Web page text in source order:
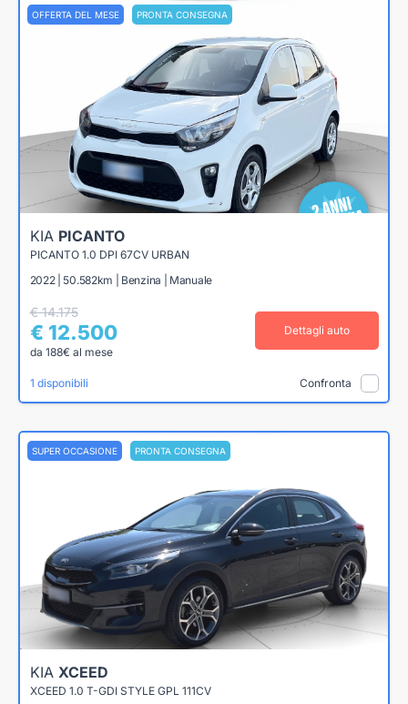
OFFERTA DEL MESE PRONTA CONSEGNA
KIA PICANTO
PICANTO 1.0 DPI 67CV URBAN
2022 | 50.582km | Benzina | Manuale
€ 14.175
€ 12.500
da 188€ al mese
Dettagli auto
1 disponibili Confronta
SUPER OCCASIONE PRONTA CONSEGNA
KIA XCEED
XCEED 1.0 T-GDI STYLE GPL 111CV